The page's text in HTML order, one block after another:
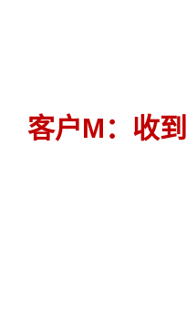
客户M：收